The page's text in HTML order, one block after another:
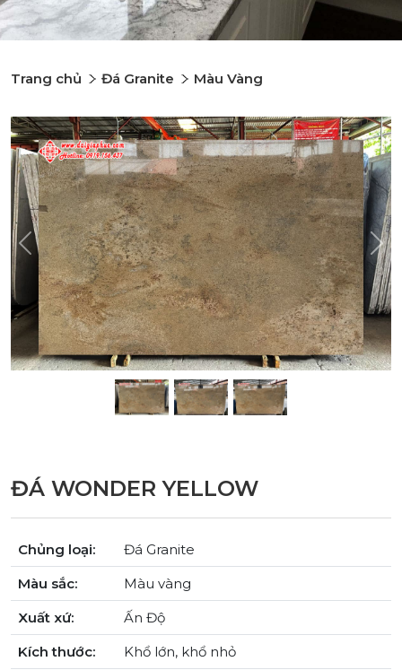
Trang chủ Đá Granite Màu Vàng
Previous
ĐÁ WONDER YELLOW
Chủng loại:
Đá Granite
Màu sắc:
Màu vàng
Xuất xứ:
Ấn Độ
Kích thước:
Khổ lớn, khổ nhỏ